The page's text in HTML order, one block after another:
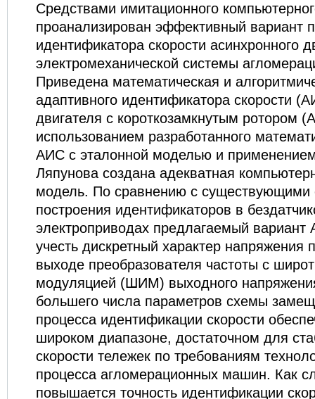
Средствами имитационного
проанализирован эффективный вариант
идентификатора скорости асинхронного
электромеханической системы
Приведена математическая и
адаптивного идентификатора скорости
двигателя с короткозамкнутым ротором
использованием разработанного
АИС с эталонной моделью и
Ляпунова создана адекватная
модель. По сравнению с существующими
построения идентификаторов в
электроприводах предлагаемый вариант
учесть дискретный характер
выходе преобразователя частоты с
модуляцией (ШИМ) выходного
большего числа параметров схемы
процесса идентификации скорости
широком диапазоне, достаточном для
скорости тележек по требованиям
процесса агломерационных машин. Как
повышается точность идентификации